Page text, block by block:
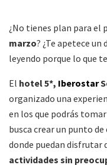
¿No tienes plan para el
marzo? ¿Te apetece un
leyendo porque lo que
El hotel 5*, Iberostar
organizado una
en los que podrás
busca crear un punto
donde puedan disfrutar
actividades sin